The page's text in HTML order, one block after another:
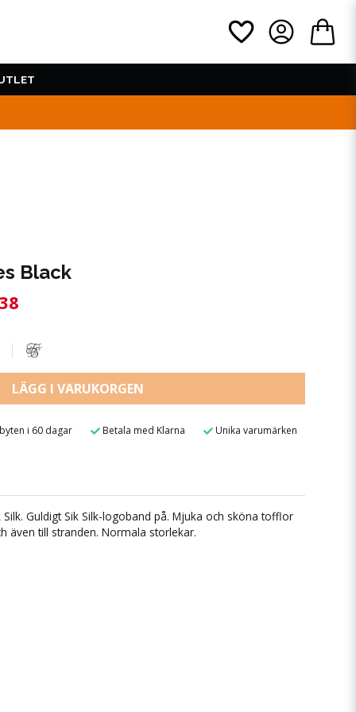
Black
LÄGG I VARUKORGEN
i 60 dagar Betala med Klarna Unika varumärken
Guldigt Sik Silk-logoband på. Mjuka och sköna tofflor
även till stranden. Normala storlekar.